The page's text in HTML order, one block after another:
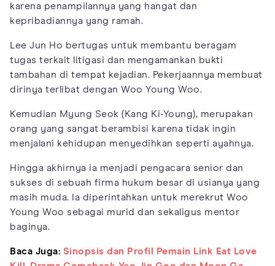
karena penampilannya yang hangat dan
kepribadiannya yang ramah.
Lee Jun Ho bertugas untuk membantu beragam
tugas terkait litigasi dan mengamankan bukti
tambahan di tempat kejadian. Pekerjaannya membuat
dirinya terlibat dengan Woo Young Woo.
Kemudian Myung Seok (Kang Ki-Young), merupakan
orang yang sangat berambisi karena tidak ingin
menjalani kehidupan menyedihkan seperti ayahnya.
Hingga akhirnya ia menjadi pengacara senior dan
sukses di sebuah firma hukum besar di usianya yang
masih muda. Ia diperintahkan untuk merekrut Woo
Young Woo sebagai murid dan sekaligus mentor
baginya.
Baca Juga: Sinopsis dan Profil Pemain Link Eat Love